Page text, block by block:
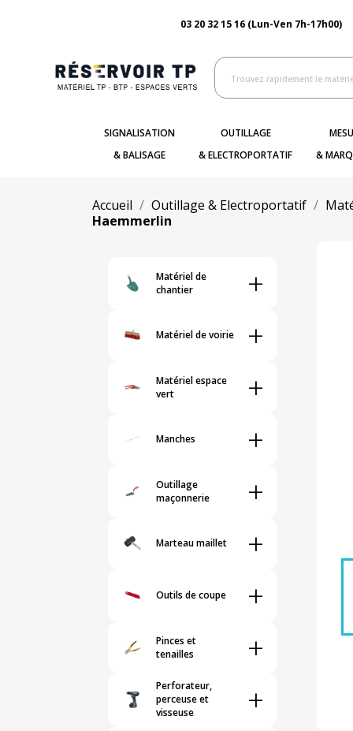
03 20 32 15 16 (Lun-Ven 7h-17h00)
SIGNALISATION
& BALISAGE
OUTILLAGE
& ELECTROPORTATIF
&
Accueil Outillage & Electroportatif
Haemmerlin
Matériel de
chantier
+
Matériel de voirie +
Matériel espace
vert
+
Manches +
Outillage
maçonnerie
+
Marteau maillet +
Outils de coupe +
Pinces et
tenailles
+
Perforateur,
perceuse et
visseuse
+